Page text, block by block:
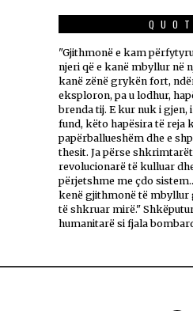
"Gjithmonë e kam
njeri që e kanë mbyllur në
kanë zënë grykën fort,
eksploron, pa u lodhur,
brenda tij. E kur nuk i gjen,
fund, këto hapësira të reja
papërballueshëm dhe e
thesit. Ja përse
revolucionarë të kulluar
përjetshme me çdo
kenë gjithmonë të mbyllur
të shkruar mirë."
humanitarë si fjala